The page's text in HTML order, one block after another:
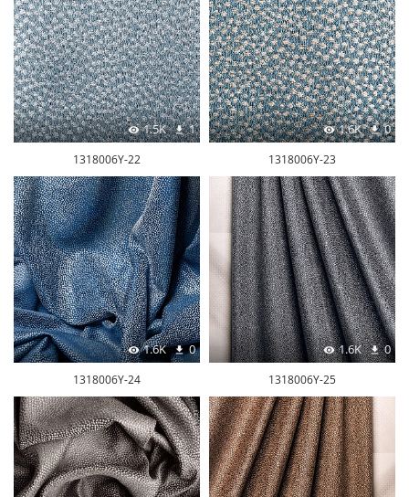
1.5K 1
1318006Y-22
1.6K 0
1318006Y-23
1.6K 0
1318006Y-24
1.6K 0
1318006Y-25